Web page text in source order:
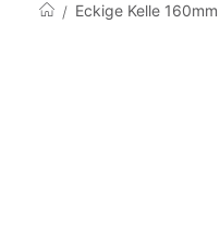
StartseiteEckige Kelle